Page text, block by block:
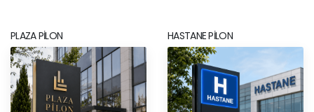
PLAZA PILON HASTANE PILON